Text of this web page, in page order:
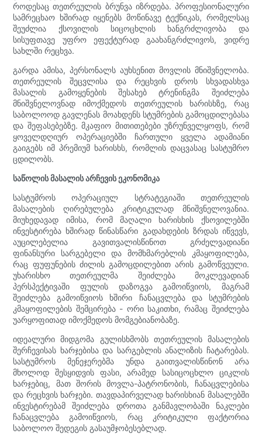
როდესაც თეთრეულის ბრუნვა იზრდება. პროფესიონალური
სამრეცხაო ხშირად იყენებს მოწინავე ტექნიკას, რომელსაც
შეუძლია ქსოვილის სიცოცხლის ხანგრძლივობა და
სისუფთავე უფრო ეფექტურად გაახანგრძლივოს, ვიდრე
სახლში რეცხვა.
გარდა ამისა, პერსონალს აუხსენით მოვლის მნიშვნელობა.
თეთრეულის შეცვლისა და რეცხვის დროს სხვადასხვა
მასალის გამოყენების შესახებ ტრენინგმა შეიძლება
მნიშვნელოვნად იმოქმედოს თეთრეულის ხარისხზე, რაც
საბოლოოდ გავლენას მოახდენს სტუმრების გამოცდილებასა
და შეფასებებზე. მკაფიო მითითებები უზრუნველყოფს, რომ
ყოველდღიურ ოპერაციებში ჩართული ყველა ადამიანი
გაიგებს იმ პრემიუმ ხარისხს, რომლის დაცვასაც სასტუმრო
ცდილობს.
საწოლის მასალის არჩევის ეკონომიკა
სასტუმროს ოპერაციულ სტრატეგიაში თეთრეულის
მასალების ღირებულება კრიტიკულად მნიშვნელოვანია.
მიუხედავად იმისა, რომ მაღალი ხარისხის ქსოვილებში
ინვესტირება ხშირად წინასწარი გადახდების ზრდას იწვევს,
აუცილებელია გავითვალისწინოთ გრძელვადიანი
ფინანსური სარგებელი და მომხმარებლის კმაყოფილება,
რაც ფუფუნების ძილის გამოცდილებით არის გამოწვეული.
უხარისხო თეთრეულმა შეიძლება მოკლევადიან
პერსპექტივაში ფულის დაზოგვა გამოიწვიოს, მაგრამ
შეიძლება გამოიწვიოს ხშირი ჩანაცვლება და სტუმრების
კმაყოფილების შემცირება - ორი საკითხი, რამაც შეიძლება
უარყოფითად იმოქმედოს მომგებიანობაზე.
იდეალური მიდგომა გულისხმობს თეთრეულის მასალების
შერჩევისას ხარჯებისა და სარგებლის ანალიზის ჩატარებას.
სასტუმროს მენეჯერებმა უნდა გაითვალისწინონ არა
მხოლოდ შესყიდვის ფასი, არამედ სასიცოცხლო ციკლის
ხარჯებიც, მათ შორის მოვლა-პატრონობის, ჩანაცვლებისა
და რეცხვის ხარჯები. თავდაპირველად ხარისხიან მასალებში
ინვესტირებამ შეიძლება დროთა განმავლობაში ნაკლები
ჩანაცვლება გამოიწვიოს, რაც კრიტიკული ფაქტორია
საბოლოო შედეგის გასაუმჯობესებლად.